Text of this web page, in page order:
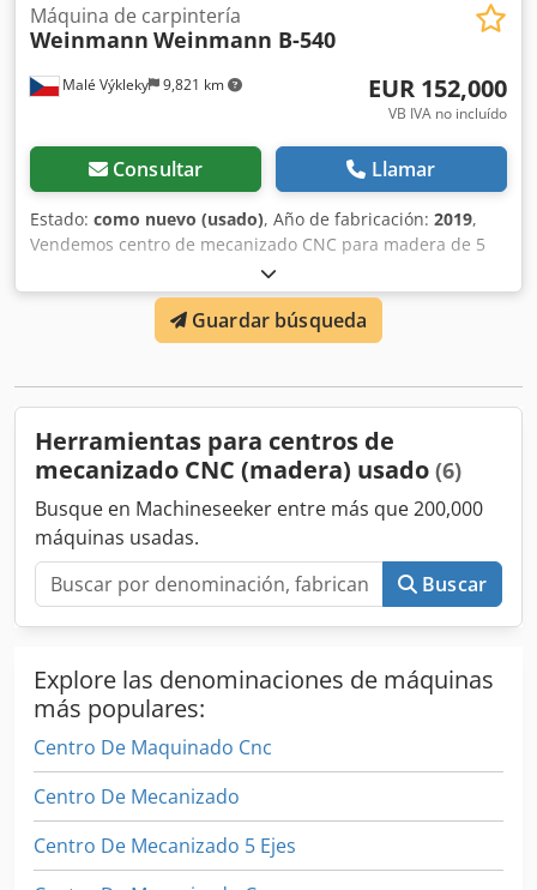
Malé Výkleky 9,821 km
Máquina de carpintería
Weinmann Weinmann B-540
EUR 152,000
VB IVA no incluído
Consultar Llamar
Estado: como nuevo (usado), Año de fabricación: 2019,
Vendemos centro de mecanizado CNC para madera de 5
ejes fabricado en 2019, equipado con una versátil unidad
de corte FLEX5 con rango de giro de 0–360° y ángulo de
inclinación de 0–90°. Incluye cambiador de herramientas
de 8 posiciones y eje C en el husillo principal, lo que
transversales desde 20 x 50 mm hasta 200 x 455 mm y
Abnek
Guardar búsqueda
Herramientas para centros de
mecanizado CNC (madera) usado (6)
Busque en Machineseeker entre más que 200,000
máquinas usadas.
Buscar
Explore las denominaciones de máquinas
más populares:
Centro De Maquinado Cnc
Centro De Mecanizado
Centro De Mecanizado 5 Ejes